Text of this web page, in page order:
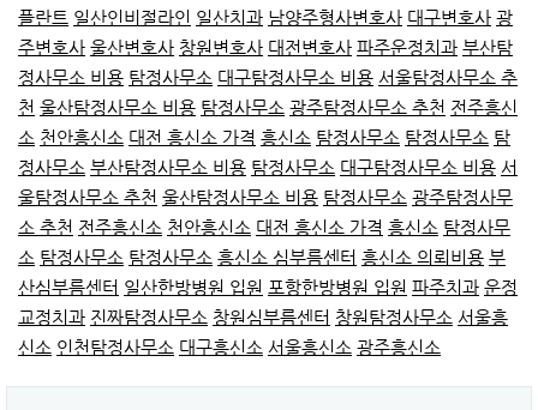
플란트 일산인비절라인 일산치과 남양주형사변호사 대구변호사 광
주변호사 울산변호사 창원변호사 대전변호사 파주운정치과 부산탐
정사무소 비용 탐정사무소 대구탐정사무소 비용 서울탐정사무소 추
천 울산탐정사무소 비용 탐정사무소 광주탐정사무소 추천 전주흥신
소 천안흥신소 대전 흥신소 가격 흥신소 탐정사무소 탐정사무소 탐
정사무소 부산탐정사무소 비용 탐정사무소 대구탐정사무소 비용 서
울탐정사무소 추천 울산탐정사무소 비용 탐정사무소 광주탐정사무
소 추천 전주흥신소 천안흥신소 대전 흥신소 가격 흥신소 탐정사무
소 탐정사무소 탐정사무소 흥신소 심부름센터 흥신소 의뢰비용 부
산심부름센터 일산한방병원 입원 포항한방병원 입원 파주치과 운정
교정치과 진짜탐정사무소 창원심부름센터 창원탐정사무소 서울흥
신소 인천탐정사무소 대구흥신소 서울흥신소 광주흥신소